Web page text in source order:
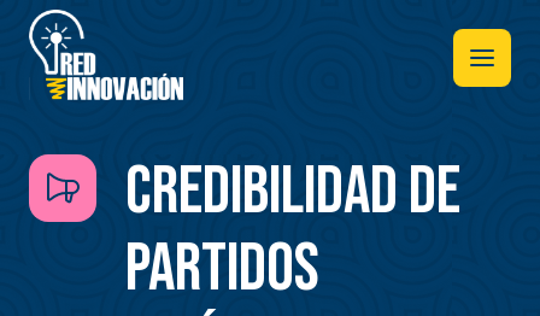
Pasar
contenido
principal
Credibilidad de
partidos